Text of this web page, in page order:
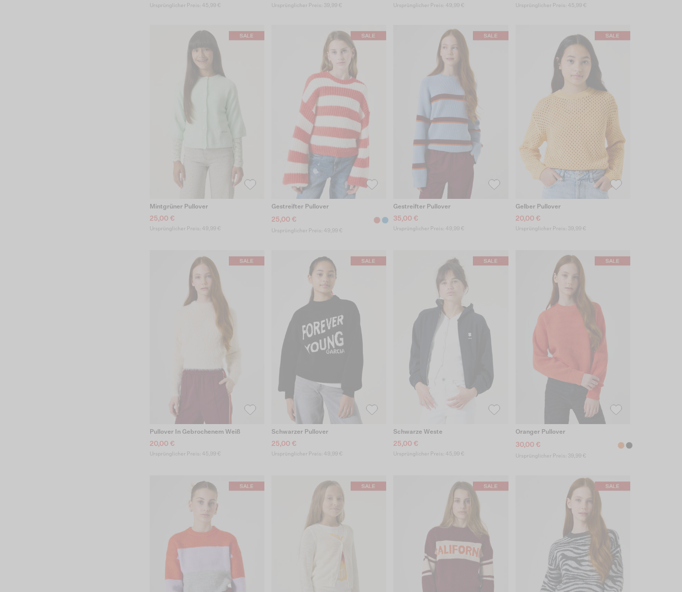
Ursprünglicher Preis: 45,99 € Ursprünglicher Preis: 39,99 € Ursprünglicher Preis: 49,99 € Ursprünglicher Preis: 45,99 €
Mintgrüner Pullover
25,00 €
Ursprünglicher Preis: 49,99 €
Gestreifter Pullover
25,00 €
Ursprünglicher Preis: 49,99 €
Gestreifter Pullover
35,00 €
Ursprünglicher Preis: 49,99 €
Gelber Pullover
20,00 €
Ursprünglicher Preis: 39,99 €
Pullover In Gebrochenem Weiß
20,00 €
Ursprünglicher Preis: 45,99 €
Schwarzer Pullover
25,00 €
Ursprünglicher Preis: 49,99 €
Schwarze Weste
25,00 €
Ursprünglicher Preis: 45,99 €
Oranger Pullover
30,00 €
Ursprünglicher Preis: 39,99 €